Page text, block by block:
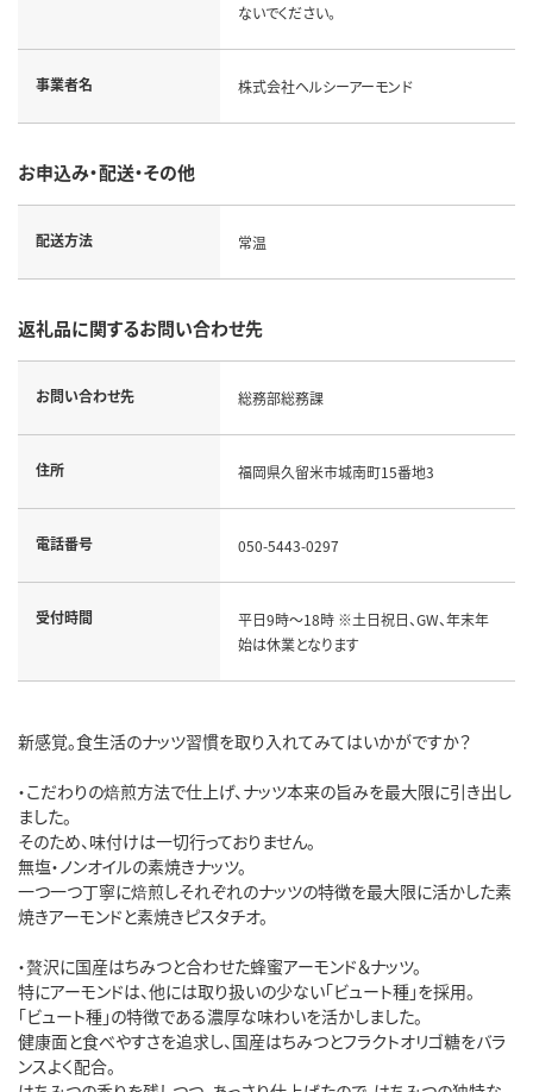
ないでください。
事業者名 株式会社ヘルシーアーモンド
お申込み・配送・その他
配送方法 常温
返礼品に関するお問い合わせ先
お問い合わせ先 総務部総務課
住所 福岡県久留米市城南町15番地3
電話番号 050-5443-0297
受付時間
平日9時～18時 ※土日祝日、GW、年末年
始は休業となります
新感覚。食生活のナッツ習慣を取り入れてみてはいかがですか？
・こだわりの焙煎方法で仕上げ、ナッツ本来の旨みを最大限に引き出し
ました。
そのため、味付けは一切行っておりません。
無塩・ノンオイルの素焼きナッツ。
一つ一つ丁寧に焙煎しそれぞれのナッツの特徴を最大限に活かした素
焼きアーモンドと素焼きピスタチオ。
・贅沢に国産はちみつと合わせた蜂蜜アーモンド＆ナッツ。
特にアーモンドは、他には取り扱いの少ない「ビュート種」を採用。
「ビュート種」の特徴である濃厚な味わいを活かしました。
健康面と食べやすさを追求し、国産はちみつとフラクトオリゴ糖をバラ
ンスよく配合。